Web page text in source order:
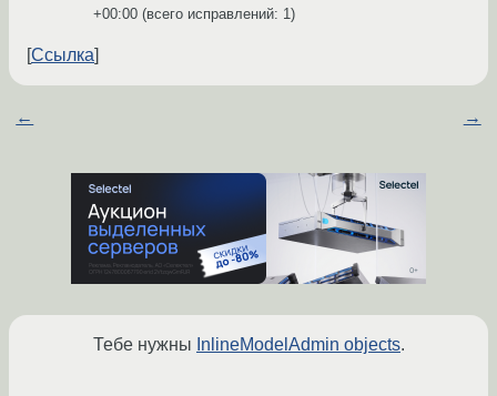
+00:00 (всего исправлений: 1)
Ссылка
← →
Тебе нужны InlineModelAdmin objects.